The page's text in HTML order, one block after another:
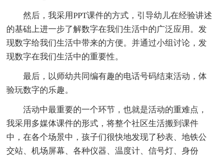
然后，我采用PPT课件的方式，引导幼儿在经验讲述
的基础上进一步了解数字在我们生活中的广泛应用。发
现数字给我们生活中带来的方便。并通过小组讨论，发
现数字在我们生活中的重要性。
最后，以师幼共同编有趣的电话号码结束活动，体
验玩数字的乐趣。
活动中最重要的一个环节，也就是活动的重难点，
我采用多媒体课件的形式，将整个社区生活搬到课件
中，在各个场景中，孩子们很快地发现了秒表、地铁公
交站、机场屏幕、各种仪器、温度计、信号灯、身份